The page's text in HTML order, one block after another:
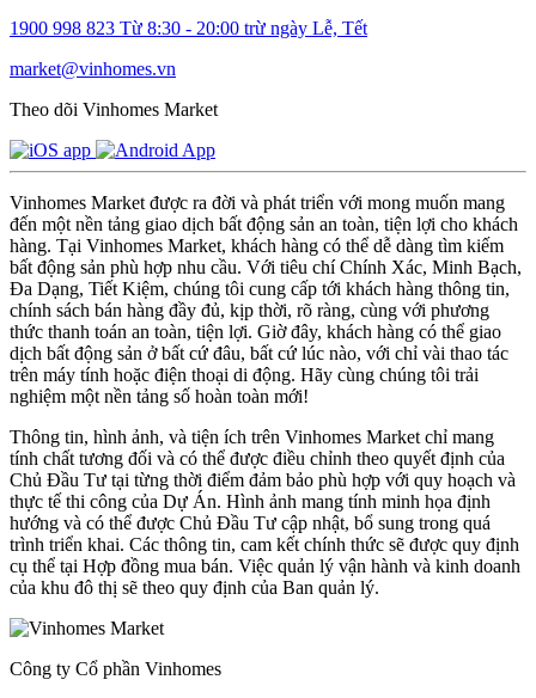
1900 998 823 Từ 8:30 - 20:00 trừ ngày Lễ, Tết
market@vinhomes.vn
Theo dõi Vinhomes Market
Vinhomes Market được ra đời và phát triển với mong muốn mang
đến một nền tảng giao dịch bất động sản an toàn, tiện lợi cho khách
hàng. Tại Vinhomes Market, khách hàng có thể dễ dàng tìm kiếm
bất động sản phù hợp nhu cầu. Với tiêu chí Chính Xác, Minh Bạch,
Đa Dạng, Tiết Kiệm, chúng tôi cung cấp tới khách hàng thông tin,
chính sách bán hàng đầy đủ, kịp thời, rõ ràng, cùng với phương
thức thanh toán an toàn, tiện lợi. Giờ đây, khách hàng có thể giao
dịch bất động sản ở bất cứ đâu, bất cứ lúc nào, với chỉ vài thao tác
trên máy tính hoặc điện thoại di động. Hãy cùng chúng tôi trải
nghiệm một nền tảng số hoàn toàn mới!
Thông tin, hình ảnh, và tiện ích trên Vinhomes Market chỉ mang
tính chất tương đối và có thể được điều chỉnh theo quyết định của
Chủ Đầu Tư tại từng thời điểm đảm bảo phù hợp với quy hoạch và
thực tế thi công của Dự Án. Hình ảnh mang tính minh họa định
hướng và có thể được Chủ Đầu Tư cập nhật, bổ sung trong quá
trình triển khai. Các thông tin, cam kết chính thức sẽ được quy định
cụ thể tại Hợp đồng mua bán. Việc quản lý vận hành và kinh doanh
của khu đô thị sẽ theo quy định của Ban quản lý.
Công ty Cổ phần Vinhomes